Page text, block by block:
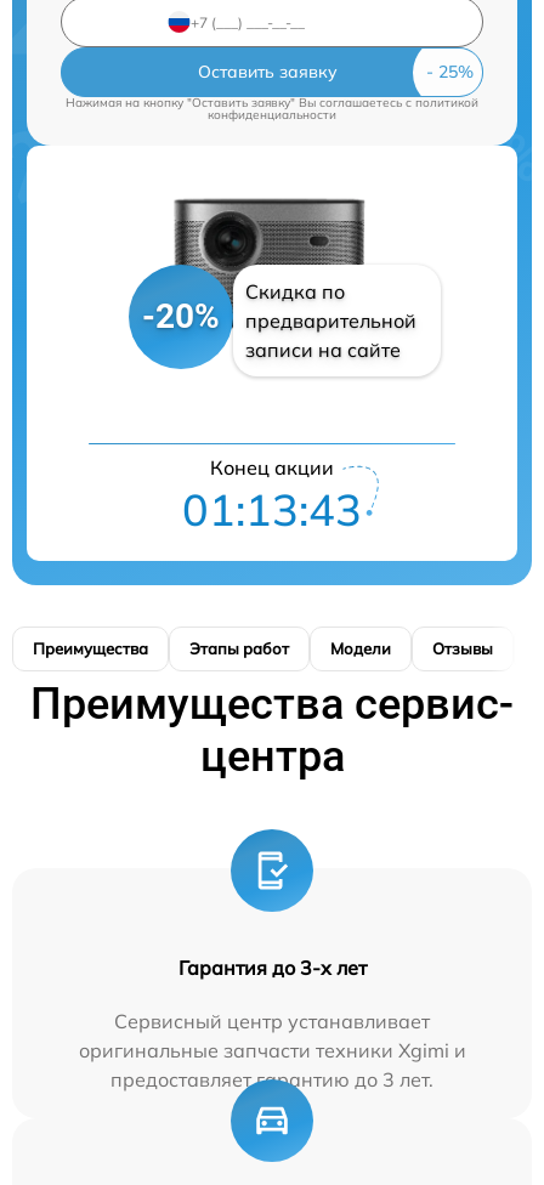
Оставить заявку
Нажимая на кнопку "Оставить заявку" Вы соглашаетесь cполитикой
конфиденциальности
-20%
Скидка по
предварительной
записи на сайте
Конец акции
01:13:42
Преимущества Этапы работ Модели Отзывы
Преимущества сервис-
центра
Гарантия до 3-х лет
Сервисный центр устанавливает
оригинальные запчасти техники Xgimi и
предоставляет гарантию до 3 лет.